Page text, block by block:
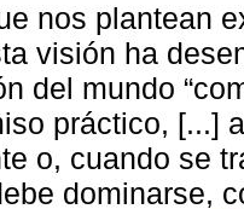
nos plantean
visión ha
del mundo
práctico, [...]
o, cuando se
dominarse,